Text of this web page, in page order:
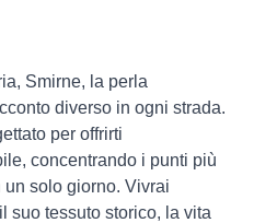
Smirne, la perla
diverso in ogni strada.
per offrirti
concentrando i punti più
solo giorno. Vivrai
suo tessuto storico, la vita